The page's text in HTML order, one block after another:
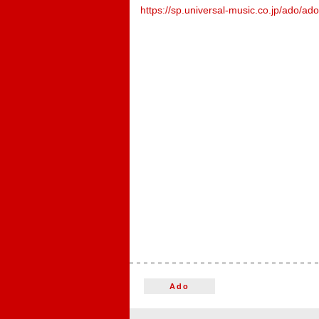
https://sp.universal-music.co.jp/ado/
Ado